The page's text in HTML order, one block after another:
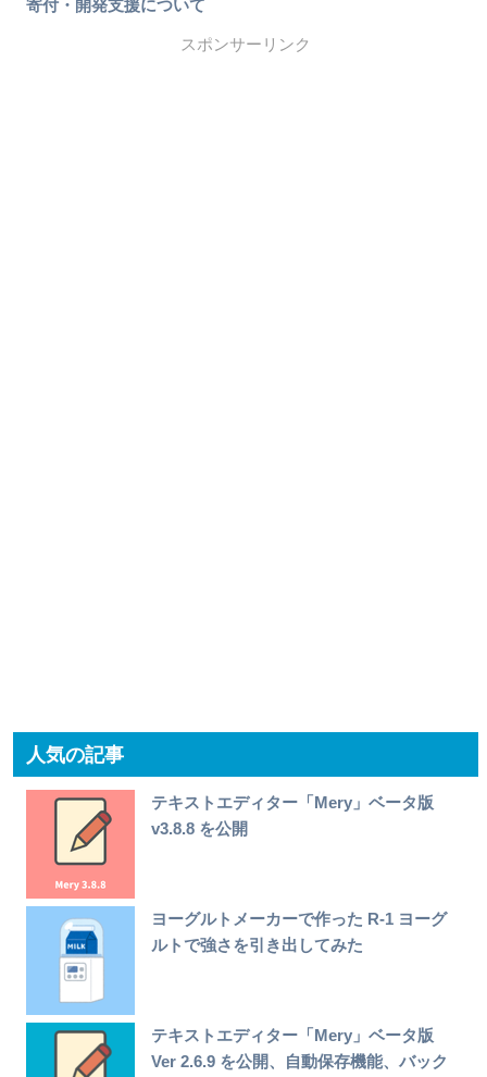
寄付・開発支援について
スポンサーリンク
人気の記事
テキストエディター「Mery」ベータ版
v3.8.8 を公開
ヨーグルトメーカーで作った R-1 ヨーグ
ルトで強さを引き出してみた
テキストエディター「Mery」ベータ版
Ver 2.6.9 を公開、自動保存機能、バック